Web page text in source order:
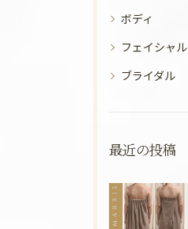
ボディ
フェイシャル
ブライダル
最近の投稿